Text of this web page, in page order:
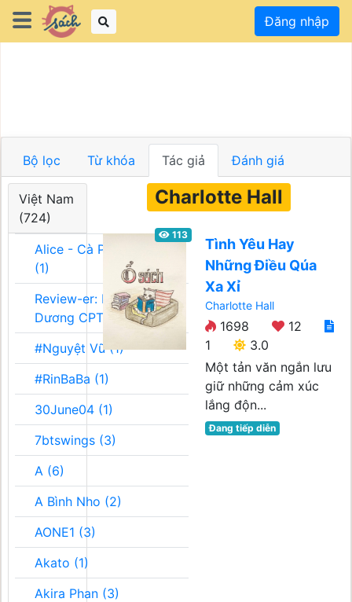
Đăng nhập
Bộ lọc Từ khóa Tác giả Đánh giá
Việt Nam
(724)
Alice - Cà Phê Team
(1)
Review-er: Dương
Dương CPT (1)
#Nguyệt Vũ (1)
#RinBaBa (1)
30June04 (1)
7btswings (3)
A (6)
A Bình Nho (2)
AONE1 (3)
Akato (1)
Akira Phan (3)
Charlotte Hall
113
Tình Yêu Hay
Những Điều Qúa
Xa Xỉ
Charlotte Hall
1698
12
1
3.0
Một tản văn ngắn lưu
giữ những cảm xúc
lắng độn...
Đang tiếp diễn